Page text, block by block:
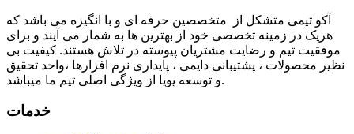
آكو تيمی متشکل از متخصصین حرفه ای و با انگیزه می باشد که
هریک در زمینه تخصصی خود از بهترین ها به شمار می آیند و برای
موفقیت تيم و رضایت مشتریان پیوسته در تلاش هستند. کیفیت بی
نظير محصولات ، پشتیبانی دايمی ، پایداری نرم افزارها ،واحد تحقیق
و توسعه پویا از ویژگی اصلی تیم ما میباشد.
خدمات